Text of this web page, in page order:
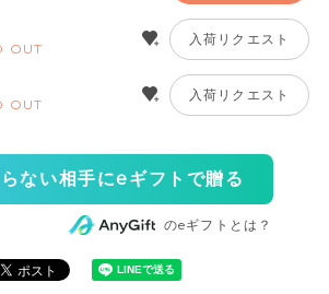
OUT
入荷リクエスト
OUT
入荷リクエスト
ない相手にeギフトで贈る
のeギフトとは？